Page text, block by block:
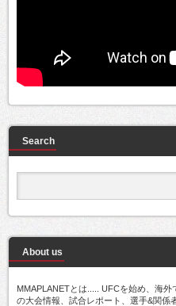
Search
About us
MMAPLANETとは..... UFCを始め、海外
の大会情報、試合レポート、選手&関係